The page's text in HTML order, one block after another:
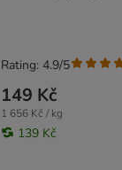
149 Kč
1 656 Kč / kg
139 Kč
Rating: 4.9/5